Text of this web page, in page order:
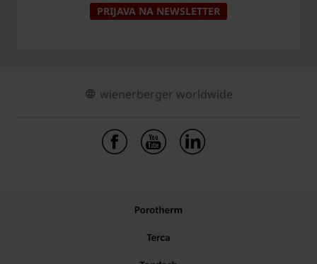
PRIJAVA NA NEWSLETTER
wienerberger worldwide